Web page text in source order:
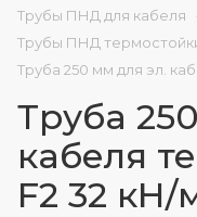
Трубы ПНД для кабеля
Трубы ПНД
Труба 250 мм для эл.
Труба
кабеля
F2 32 кН/